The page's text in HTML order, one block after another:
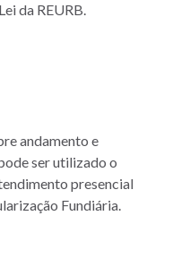
da REURB.
andamento e
ser utilizado o
presencial
Fundiária.